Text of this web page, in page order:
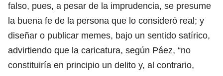
falso, pues, a pesar de la imprudencia, se presume
la buena fe de la persona que lo consideró real; y
diseñar o publicar memes, bajo un sentido satírico,
advirtiendo que la caricatura, según Páez, “no
constituiría en principio un delito y, al contrario,